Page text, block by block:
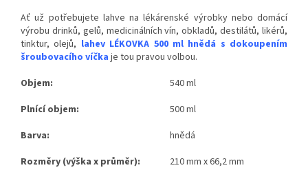
Ať už potřebujete lahve na lékárenské výrobky nebo domácí
výrobu drinků, gelů, medicinálních vín, obkladů, destilátů, likérů,
tinktur, olejů, lahev LÉKOVKA 500 ml hnědá s dokoupením
šroubovacího víčka je tou pravou volbou.
Objem:
540 ml
Plnící objem:
500 ml
Barva:
hnědá
Rozměry (výška x průměr):
210 mm x 66,2 mm